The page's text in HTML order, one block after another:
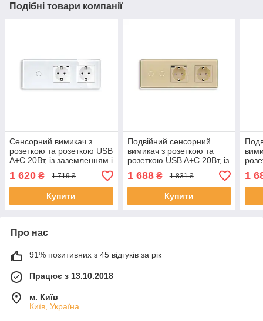
Подібні товари компанії
Сенсорний вимикач з
розеткою та розеткою USB
A+C 20Вт, із заземленням і
шторками ELIOS 16А 230В
білий скло
1 620 ₴ 1 719 ₴
Купити
Подвійний сенсорний
вимикач з розеткою та
розеткою USB A+C 20Вт, із
заземленням і шторками
ELIOS золото скло
1 688₴ 1 831 ₴
Купити
1
Про нас
91% позитивних з 45 відгуків за рік
Працює з 13.10.2018
м. Київ
Київ, Україна